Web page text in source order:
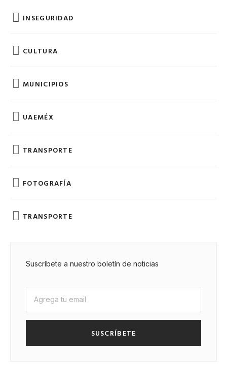
INSEGURIDAD
CULTURA
MUNICIPIOS
UAEMÉX
TRANSPORTE
FOTOGRAFÍA
TRANSPORTE
Suscríbete a nuestro boletín de noticias
SUSCRÍBETE